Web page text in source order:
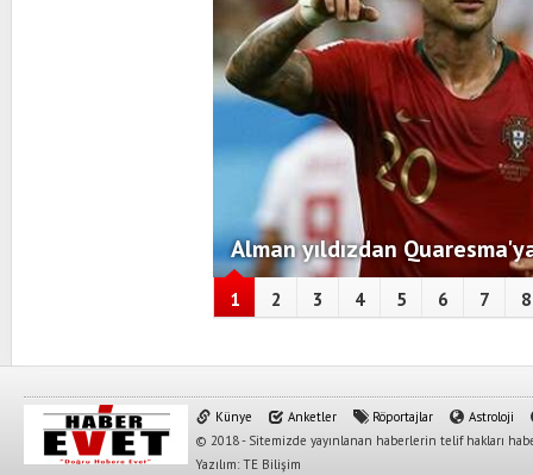
1 2 3 4 5 6 7 8
Alman yıldızdan
Künye Anketler Röportajlar
Astroloji
© 2018 - Sitemizde yayınlanan haberlerin telif hakları
Yazılım: TE Bilişim